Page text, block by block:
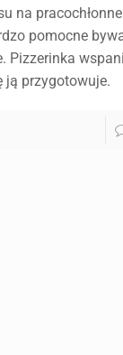
na
pomocne
Pizzerinka
ją przygotowuje.